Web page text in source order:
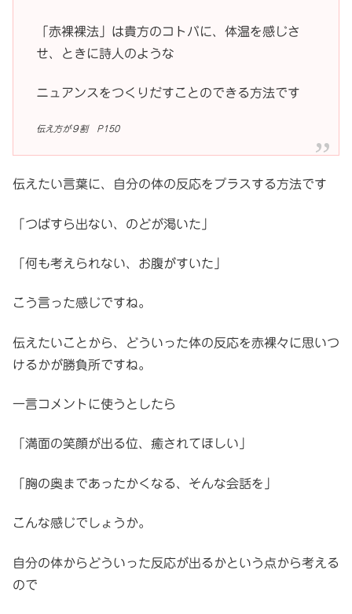
「赤裸裸法」は貴方のコトバに、体温を感じさ
せ、ときに詩人のような
ニュアンスをつくりだすことのできる方法です
伝え方が９割 P150
伝えたい言葉に、自分の体の反応をプラスする方法です
「つばすら出ない、のどが渇いた」
「何も考えられない、お腹がすいた」
こう言った感じですね。
伝えたいことから、どういった体の反応を赤裸々に思いつ
けるかが勝負所ですね。
一言コメントに使うとしたら
「満面の笑顔が出る位、癒されてほしい」
「胸の奥まであったかくなる、そんな会話を」
こんな感じでしょうか。
自分の体からどういった反応が出るかという点から考える
ので